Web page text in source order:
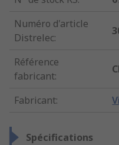
Numéro d'article
Distrelec:
Référence
fabricant:
Fabricant:
Spécifications